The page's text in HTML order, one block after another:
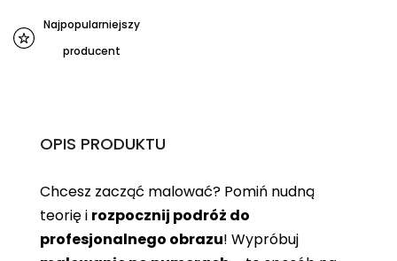
Najpopularniejszy
producent
OPIS PRODUKTU
Chcesz zacząć malować? Pomiń nudną
teorię i rozpocznij podróż do
profesjonalnego obrazu! Wypróbuj